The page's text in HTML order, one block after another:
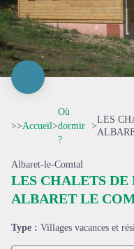
>>Accueil>
Où
dormir
?
>
LES
Albaret-le-Comtal
LES CHALETS DE
ALBARET LE
Type : Villages vacances et